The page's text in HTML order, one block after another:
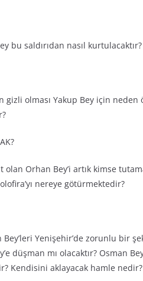
bu saldırıdan nasıl kurtulacaktır?
gizli olması Yakup Bey için
Orhan Bey’i artık kimse
nereye götürmektedir?
Yenişehir’de zorunlu bir
düşman mı olacaktır? Osman
Kendisini aklayacak hamle nedir?